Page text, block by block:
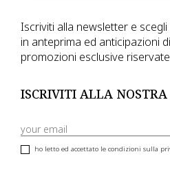
Iscriviti alla newsletter e
in anteprima ed anticipazioni
promozioni esclusive
ISCRIVITI ALLA
ho letto ed accettato le condizioni sulla